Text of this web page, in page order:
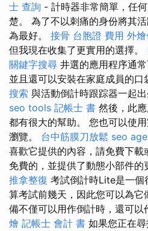
士 查詢 - 計時器非常簡單，任
楚。 為了不以刺痛的身份將其
為最好。 接骨 台胞證 費用 外
但我現在收集了更實用的選擇。
關鍵字搜尋 井選的應用程序通
並且還可以安裝在家庭成員的口
搜索 與活動倒計時跟踪器一起出
seo tools 記帳士 書 然後，此
都有很大的幫助。 您也可以使
瀏覽。 台中筋膜刀放鬆 seo
喜歡它提供的內容，請免費下
免費的，並提供了動態小部件的
推拿整復 考試倒計時Lite是一個
算考試前幾天，因此您可以為它
備不僅可以用作倒計時，還可以
燴 記帳士 會計 書 如果您正在